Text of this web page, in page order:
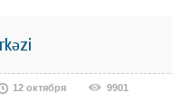
12 октября 9901